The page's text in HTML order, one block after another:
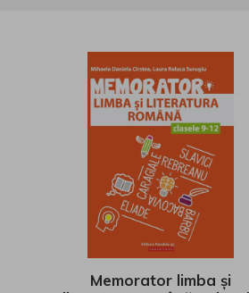
Memorator limba și